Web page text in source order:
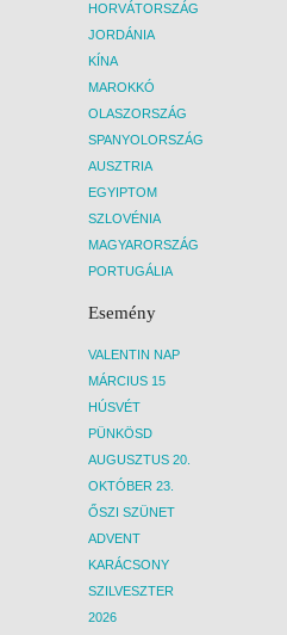
HORVÁTORSZÁG
JORDÁNIA
KÍNA
MAROKKÓ
OLASZORSZÁG
SPANYOLORSZÁG
AUSZTRIA
EGYIPTOM
SZLOVÉNIA
MAGYARORSZÁG
PORTUGÁLIA
Esemény
VALENTIN NAP
MÁRCIUS 15
HÚSVÉT
PÜNKÖSD
AUGUSZTUS 20.
OKTÓBER 23.
ŐSZI SZÜNET
ADVENT
KARÁCSONY
SZILVESZTER
2026